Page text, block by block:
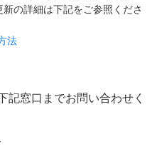
の詳細は下記をご参照くださ
法
記窓口までお問い合わせく